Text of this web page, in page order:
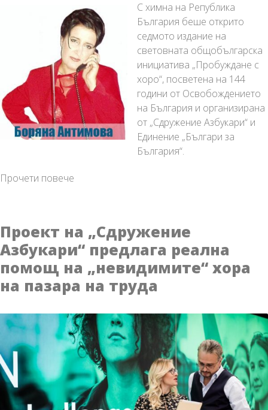
С химна на Република
България беше открито
седмото издание на
световната общобългарска
инициатива „Пробуждане с
хоро“, посветена на 144
години от Освобождението
на България и организирана
от „Сдружение Азбукари“ и
Единение „Българи за
България“.
Прочети повече
волята
на
българите
света
мир,
свобода
и
независимост
Проект на „Сдружение
Азбукари“ предлага реална
помощ на „невидимите“ хора
на пазара на труда